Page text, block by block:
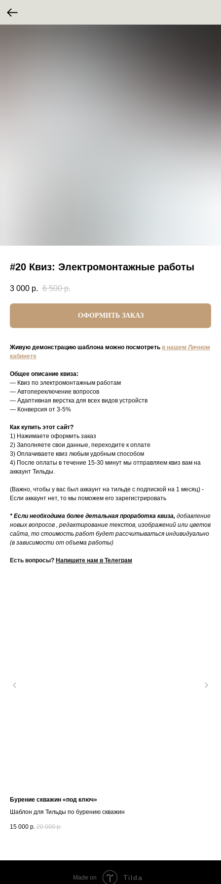
#20 Квиз: Электромонтажные работы
3 000 р. 6 500 р.
ОФОРМИТЬ ЗАКАЗ
Живую демонстрацию шаблона можно посмотреть в нашем Личном
кабинете
Общее описание квиза:
— Квиз по электромонтажным работам
— Автопереключение вопросов
— Адаптивная верстка для всех видов устройств
— Конверсия от 3-5%
Как купить этот сайт?
1) Нажимаете оформить заказ
2) Заполняете свои данные, переходите к оплате
3) Оплачиваете квиз любым удобным способом
4) После оплаты в течение 15-30 минут мы отправляем квиз вам на
аккаунт Тильды.
(Важно, чтобы у вас был аккаунт на тильде с подпиской на 1 месяц) -
Если аккаунт нет, то мы поможем его зарегистрировать
* Если необходима более детальная проработка квиза, добавление
новых вопросов , редактирование текстов, изображений или цветов
сайта, то стоимость работ будет рассчитываться индивидуально
(в зависимости от объема работы)
Есть вопросы? Напишите нам в Телеграм
Бурение скважин «под ключ»
Шаблон для Тильды по бурению скважин
15 000 р. 20 000 р.
Made on Tilda